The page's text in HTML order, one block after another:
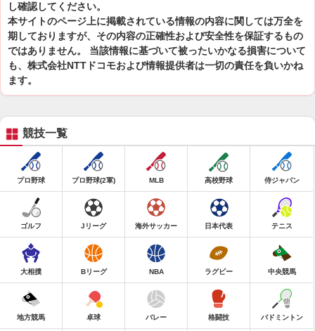
し確認してください。
本サイトのページ上に掲載されている情報の内容に関しては万全を
期しておりますが、その内容の正確性および安全性を保証するもの
ではありません。 当該情報に基づいて被ったいかなる損害について
も、株式会社NTTドコモおよび情報提供者は一切の責任を負いかね
ます。
競技一覧
プロ野球 プロ野球(2軍) MLB 高校野球 侍ジャパン
ゴルフ Jリーグ 海外サッカー 日本代表 テニス
大相撲 Bリーグ NBA ラグビー 中央競馬
地方競馬 卓球 バレー 格闘技 バドミントン